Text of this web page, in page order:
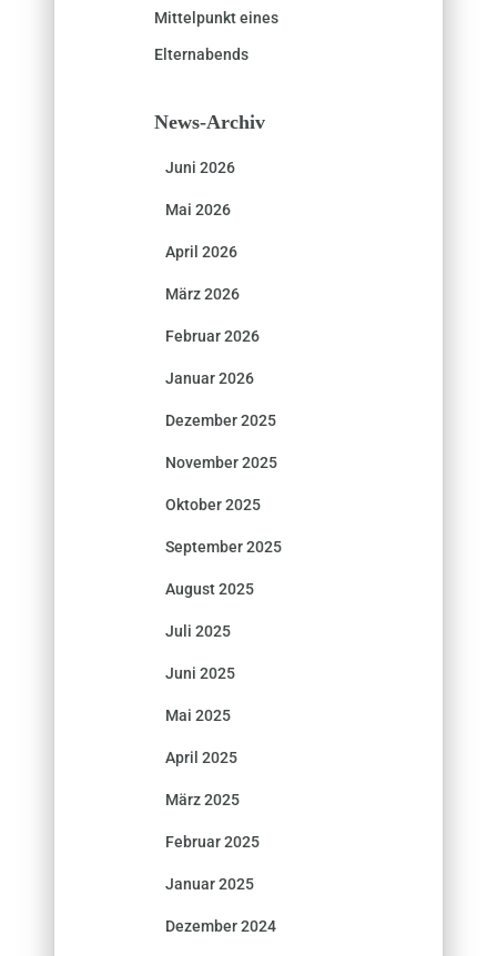
Mittelpunkt eines
Elternabends
News-Archiv
Juni 2026
Mai 2026
April 2026
März 2026
Februar 2026
Januar 2026
Dezember 2025
November 2025
Oktober 2025
September 2025
August 2025
Juli 2025
Juni 2025
Mai 2025
April 2025
März 2025
Februar 2025
Januar 2025
Dezember 2024